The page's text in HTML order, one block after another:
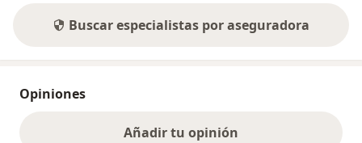
Buscar especialistas por aseguradora
Opiniones
Añadir tu opinión